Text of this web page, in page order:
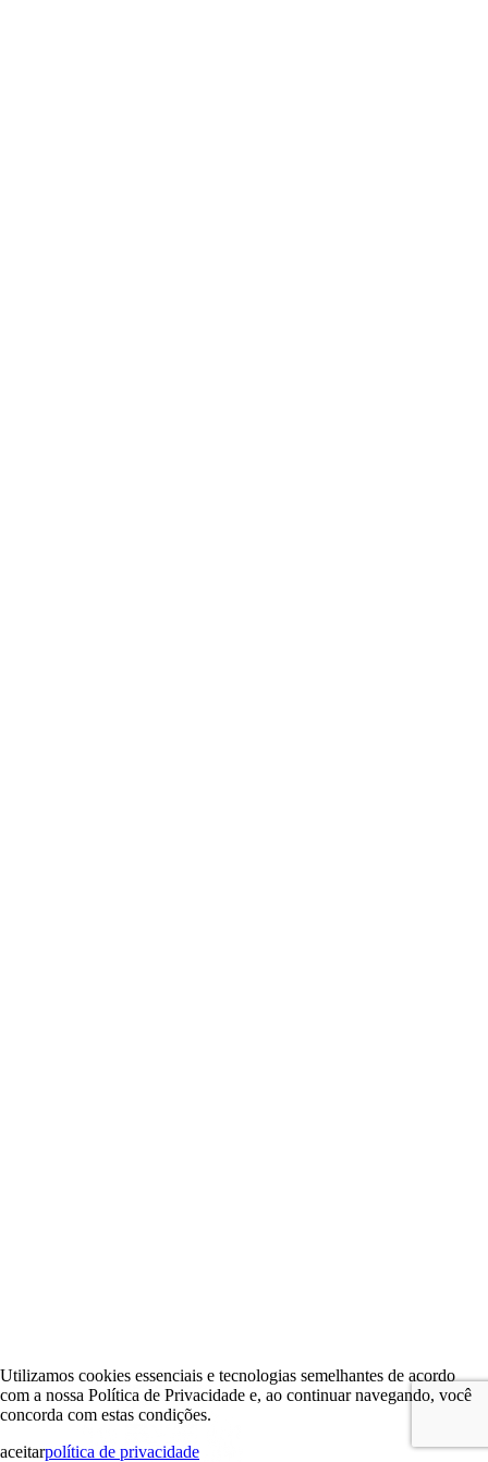
Utilizamos cookies essenciais e tecnologias semelhantes de acordo
com a nossa Política de Privacidade e, ao continuar navegando, você
concorda com estas condições.
aceitarpolítica de privacidade